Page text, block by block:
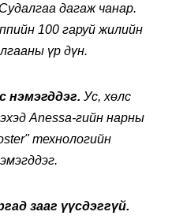
Судалгаа дагаж чанар.
100 гаруй жилийн
үр дүн.
нэмэгддэг. Ус, хөлс
Anessa-гийн нарны
технологийн
зааг үүсдэггүй.